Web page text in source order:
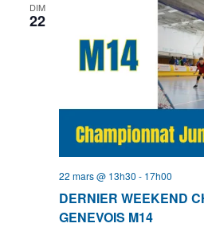
DIM
22
DERNIER WEEKEND
GENEVOIS M14
22 mars @ 13h30 - 17h00